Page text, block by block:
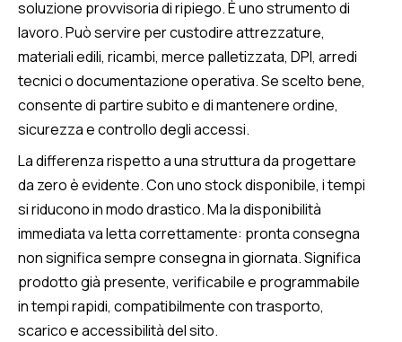
soluzione provvisoria di ripiego. È uno strumento di
lavoro. Può servire per custodire attrezzature,
materiali edili, ricambi, merce palletizzata, DPI, arredi
tecnici o documentazione operativa. Se scelto bene,
consente di partire subito e di mantenere ordine,
sicurezza e controllo degli accessi.
La differenza rispetto a una struttura da progettare
da zero è evidente. Con uno stock disponibile, i tempi
si riducono in modo drastico. Ma la disponibilità
immediata va letta correttamente: pronta consegna
non significa sempre consegna in giornata. Significa
prodotto già presente, verificabile e programmabile
in tempi rapidi, compatibilmente con trasporto,
scarico e accessibilità del sito.